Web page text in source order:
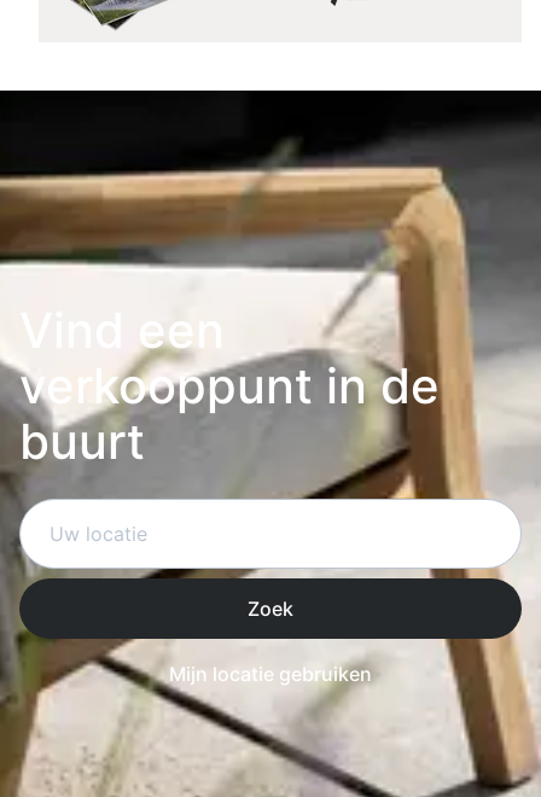
Vind een
verkooppunt in de
buurt
Zoek
Mijn locatie gebruiken